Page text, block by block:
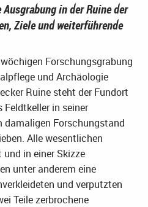
in der Ruine der
Ziele und weiterführende
Forschungsgrabung
und Archäologie
Ruine steht der Fundort
Feldtkeller in seiner
damaligen Forschungstand
Alle wesentlichen
in einer Skizze
unter anderem eine
und verputzten
Teile zerbrochene